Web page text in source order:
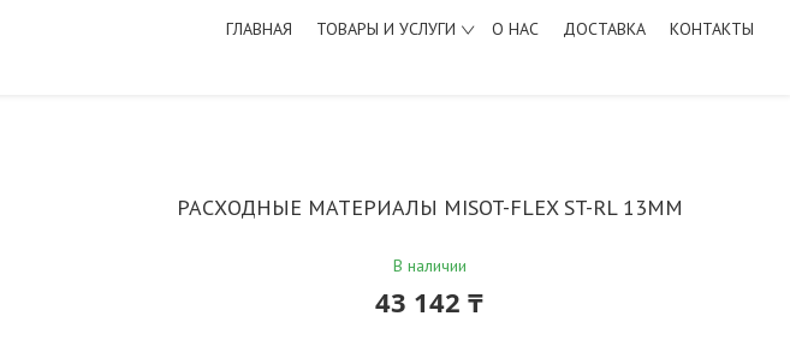
ГЛАВНАЯ ТОВАРЫ И УСЛУГИ О НАС ДОСТАВКА КОНТАКТЫ
РАСХОДНЫЕ МАТЕРИАЛЫ MISOT-FLEX ST-RL 13ММ
В наличии
43 142 ₸